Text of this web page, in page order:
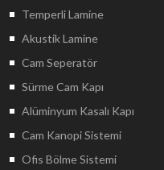
Temperli Lamine
Akustik Lamine
Cam Seperatör
Sürme Cam Kapı
Alüminyum Kasalı Kapı
Cam Kanopi Sistemi
Ofis Bölme Sistemi